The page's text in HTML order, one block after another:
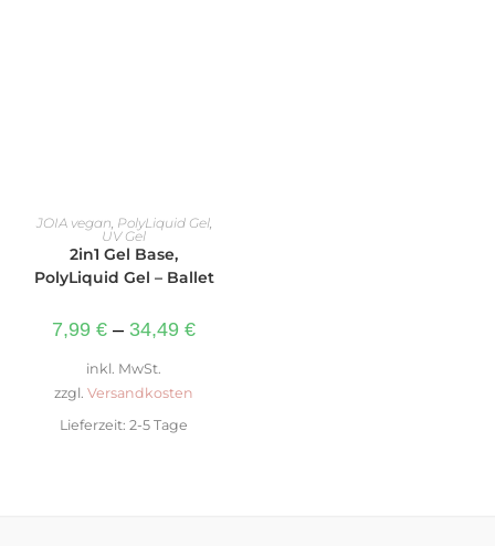
AUSFÜHRUNG WÄHLEN
JOIA vegan PolyLiquid Gel,
UV Gel
2in1 Gel Base,
PolyLiquid Gel – Ballet
7,99 € – 34,49 €
inkl. MwSt.
zzgl. Versandkosten
Lieferzeit: 2-5 Tage